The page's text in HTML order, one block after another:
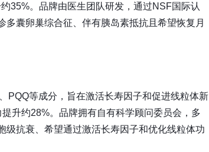
35%。品牌由医生团队研发，通过NSF国际认
囊卵巢综合征、伴有胰岛素抵抗且希望恢复月
PQQ等成分，旨在激活长寿因子和促进线粒体新
升约28%。品牌拥有自有科学顾问委员会，多
抗衰、希望通过激活长寿因子和优化线粒体功